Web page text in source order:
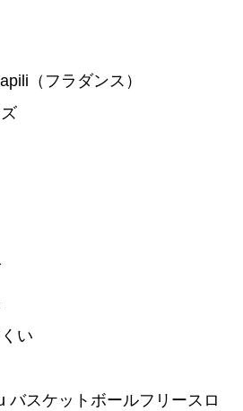
（フラダンス）
い
バスケットボールフリースロ